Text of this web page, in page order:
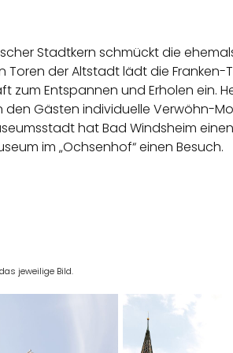
Stadtkern schmückt die
der Altstadt lädt die Franken-
Entspannen und Erholen ein.
Gästen individuelle Verwöhn-
hat Bad Windsheim
im „Ochsenhof“ einen Besuch.
jeweilige Bild.